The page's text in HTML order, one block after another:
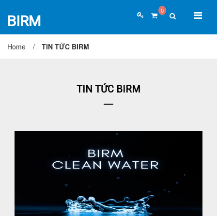
BIRM
0
TRANG CHỦ GIỚI THIỆU
TUYỂN DỤNG LIÊN HỆ
Home / TIN TỨC BIRM
TIN TỨC BIRM